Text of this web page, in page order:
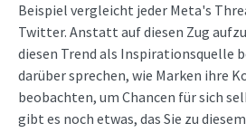
Beispiel vergleicht jeder Meta's
Twitter. Anstatt auf diesen Zug
diesen Trend als Inspirationsquelle
darüber sprechen, wie Marken ihre
beobachten, um Chancen für sich
gibt es noch etwas, das Sie zu